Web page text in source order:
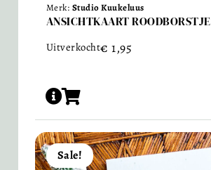
Merk: Studio Kuukeluus
ANSICHTKAART ROODBORSTJE
Uitverkocht€ 1,95
Sale!